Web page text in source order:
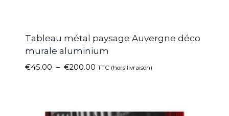
Tableau métal paysage Auvergne déco
murale aluminium
€45.00 – €200.00 TTC (hors livraison)